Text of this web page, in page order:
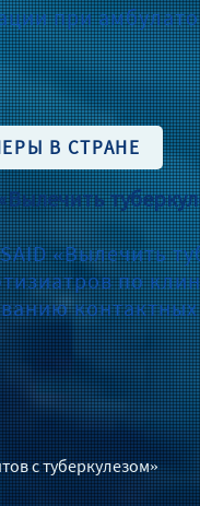
при
В СТРАНЕ
«Вылечить
по
с туберкулезом»